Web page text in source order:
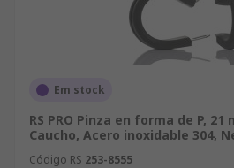
Em stock
RS PRO Pinza en forma de P,
Caucho, Acero inoxidable 304,
Código RS 253-8555